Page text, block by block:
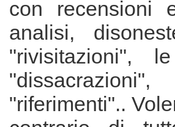
con recensioni
analisi,
"rivisitazioni",
"riferimenti"..